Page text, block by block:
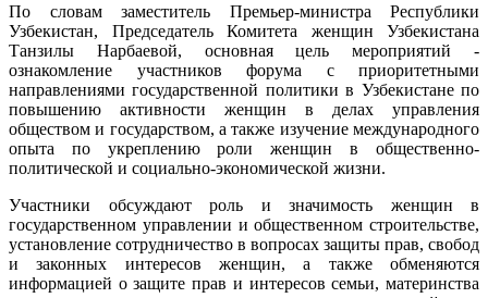
По словам заместитель Премьер-министра Республики
Узбекистан, Председатель Комитета женщин Узбекистана
Танзилы Нарбаевой, основная цель мероприятий -
ознакомление участников форума с приоритетными
направлениями государственной политики в Узбекистане по
повышению активности женщин в делах управления
обществом и государством, а также изучение международного
опыта по укреплению роли женщин в общественно-
политической и социально-экономической жизни.
Участники обсуждают роль и значимость женщин в
государственном управлении и общественном строительстве,
установление сотрудничество в вопросах защиты прав, свобод
и законных интересов женщин, а также обменяются
информацией о защите прав и интересов семьи, материнства